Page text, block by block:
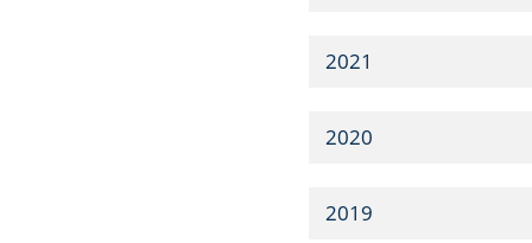
2021
2020
2019